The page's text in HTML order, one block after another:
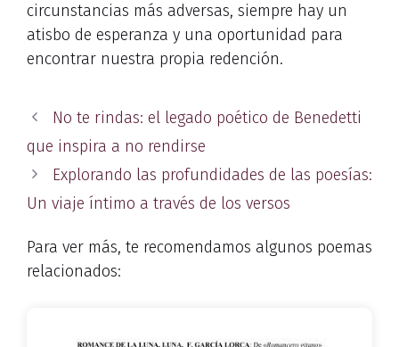
circunstancias más adversas, siempre hay un
atisbo de esperanza y una oportunidad para
encontrar nuestra propia redención.
No te rindas: el legado poético de Benedetti
que inspira a no rendirse
Explorando las profundidades de las poesías:
Un viaje íntimo a través de los versos
Para ver más, te recomendamos algunos poemas
relacionados: